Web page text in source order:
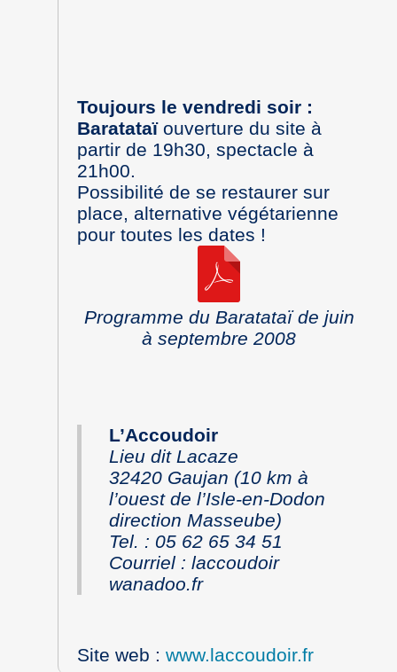
Toujours le vendredi soir :
Baratataïouverture du site à
partir de 19h30, spectacle à
21h00.
Possibilité de se restaurer sur
place, alternative végétarienne
pour toutes les dates !
Programme du Baratataï de juin
à septembre 2008
L’Accoudoir
Lieu dit Lacaze
32420 Gaujan (10 km à
l’ouest de l’Isle-en-Dodon
direction Masseube)
Tel. : 05 62 65 34 51
Courriel: laccoudoir
wanadoo.fr
Site web : www.laccoudoir.fr